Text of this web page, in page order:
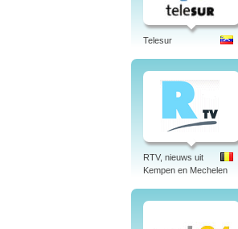
Telesur
RTV, nieuws uit
Kempen en Mechelen